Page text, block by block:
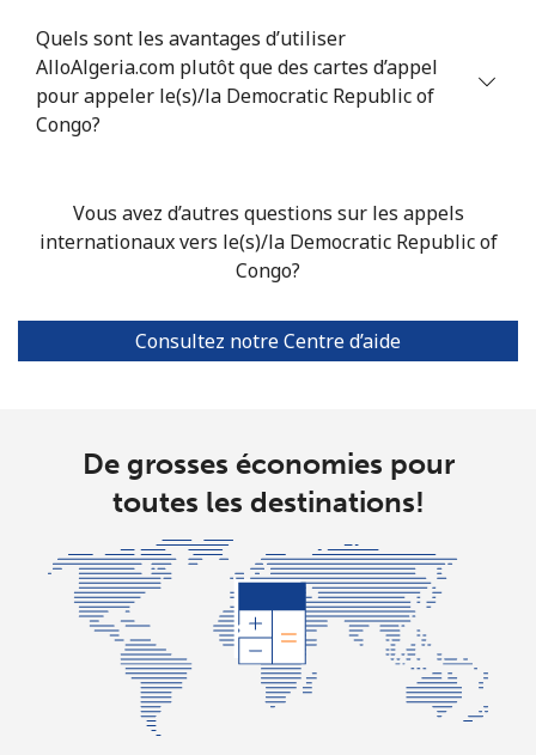
Quels sont les avantages d’utiliser
AlloAlgeria.com plutôt que des cartes d’appel
pour appeler le(s)/la Democratic Republic of
Congo?
Vous avez d’autres questions sur les appels
internationaux vers le(s)/la Democratic Republic of
Congo?
Consultez notre Centre d’aide
De grosses économies pour
toutes les destinations!